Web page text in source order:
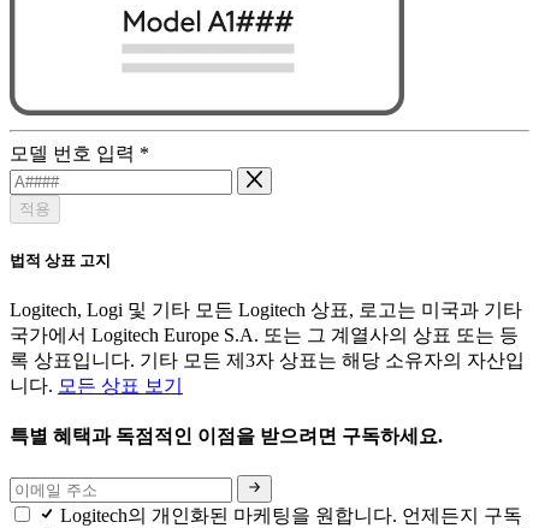
모델 번호 입력 *
적용
법적 상표 고지
Logitech, Logi 및 기타 모든 Logitech 상표, 로고는 미국과 기타
국가에서 Logitech Europe S.A. 또는 그 계열사의 상표 또는 등
록 상표입니다. 기타 모든 제3자 상표는 해당 소유자의 자산입
니다. 모든 상표 보기
특별 혜택과 독점적인 이점을 받으려면 구독하세요.
Logitech의 개인화된 마케팅을 원합니다. 언제든지 구독